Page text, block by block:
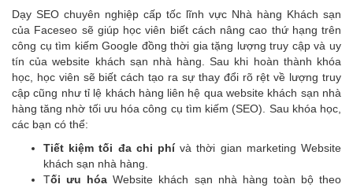
Dạy SEO chuyên nghiệp cấp tốc lĩnh vực Nhà hàng Khách sạn
của Faceseo sẽ giúp học viên biết cách nâng cao thứ hạng trên
công cụ tìm kiếm Google đồng thời gia tặng lượng truy cập và uy
tín của website khách sạn nhà hàng. Sau khi hoàn thành khóa
học, học viên sẽ biết cách tạo ra sự thay đổi rõ rệt về lượng truy
cập cũng như tỉ lệ khách hàng liên hệ qua website khách sạn nhà
hàng tăng nhờ tối ưu hóa công cụ tìm kiếm (SEO). Sau khóa học,
các bạn có thể:
Tiết kiệm tối đa chi phívà thời gian marketing Website
khách sạn nhà hàng.
Tối ưu hóaWebsite khách sạn nhà hàng toàn bộ theo